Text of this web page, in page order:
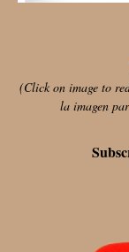
(Click on image to
la imagen